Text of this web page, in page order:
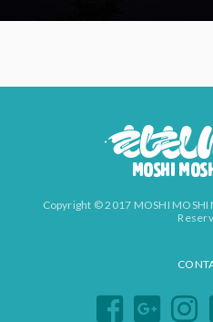
Copyright © 2017 MOSHI